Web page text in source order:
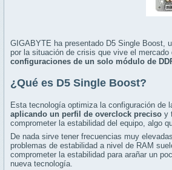
GIGABYTE ha presentado D5 Single Boost,
por la situación de crisis que vive el
configuraciones de un solo módulo de
¿Qué es D5 Single Boost?
Esta tecnología optimiza la configuración de
aplicando un perfil de overclock preciso y
comprometer la estabilidad del equipo, algo
De nada sirve tener frecuencias muy
problemas de estabilidad a nivel de RAM
comprometer la estabilidad para arañar un
nueva tecnología.